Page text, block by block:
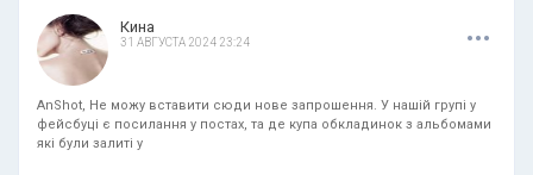
Кина
31 АВГУСТА 2024 23:24 ...
AnShot, Не можу вставити сюди нове запрошення. У нашій групі у
фейсбуці є посилання у постах, та де купа обкладинок з альбомами
які були залиті у